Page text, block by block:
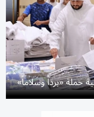
حملة «برداً وسلاماً»